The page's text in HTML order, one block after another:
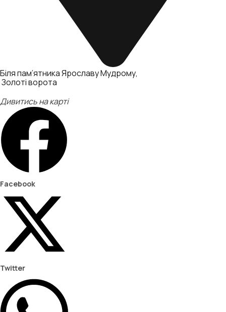
Біля пам’ятника Ярославу Мудрому
Золоті ворота
Дивитись на карті
Facebook
Twitter